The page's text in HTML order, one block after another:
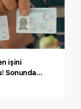
işini
Sonunda